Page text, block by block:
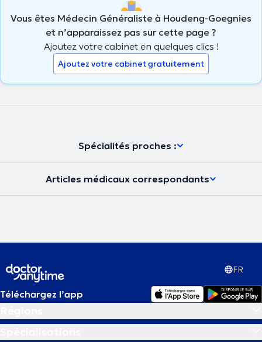
Vous êtes Médecin Généraliste à Houdeng-Goegnies
et n’apparaissez pas sur cette page ?
Ajoutez votre cabinet en quelques clics !
Ajoutez votre cabinet gratuitement
Spécialités proches :
Articles médicaux correspondants
FR
Téléchargez l’app